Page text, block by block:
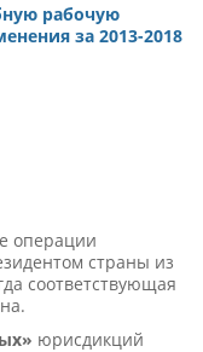
рабочую
за 2013-2018
операции
страны из
соответствующая
юрисдикций